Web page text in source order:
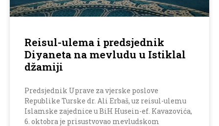
Reisul-ulema i predsjednik
Diyaneta na mevludu u Istiklal
džamiji
Predsjednik Uprave za vjerske poslove
Republike Turske dr. Ali Erbaš, uz reisul-ulemu
Islamske zajednice u BiH Husein-ef. Kavazovića,
6. oktobra je prisustvovao mevludskom